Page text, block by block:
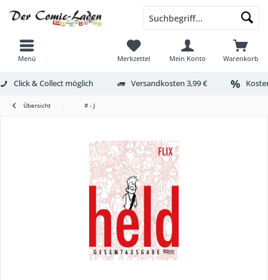
Menü Warenkorb
Merkzettel Mein Konto
Click & Collect möglich Versandkosten 3,99 €
Übersicht # - J